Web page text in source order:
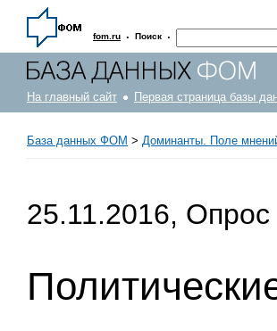
fom.ru · Поиск ·
На главный сайт Первая страница базы
База данных ФОМ > Доминанты. Поле
25.11.2016,